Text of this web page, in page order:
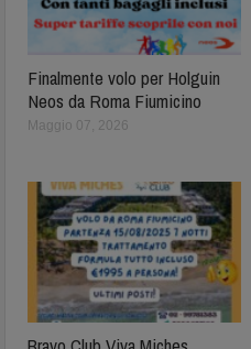
Finalmente volo per Holguin
Neos da Roma Fiumicino
Maggio 07, 2026